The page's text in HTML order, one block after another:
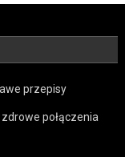
przepisy
połączenia